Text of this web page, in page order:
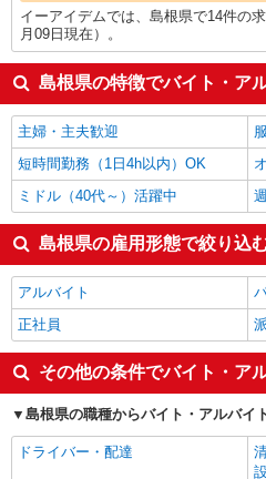
イーアイデムでは、島根県で14件の
月09日現在）。
島根県の特徴でバイト・ア
主婦・主夫歓迎
短時間勤務（1日4h以内）OK
ミドル（40代～）活躍中
島根県の雇用形態で絞り込
アルバイト
正社員
その他の条件でバイト・ア
島根県の職種からバイト・アルバイ
ドライバー・配達